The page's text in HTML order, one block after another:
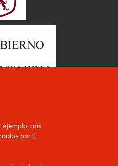
nos
por ti,